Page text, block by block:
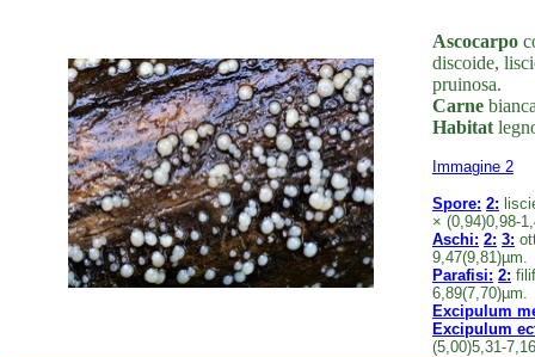
Ascocarpo
discoide,
pruinosa.
Carne
Habitat
Immagine 2
Spore: 2:
× (0,94)0,98-
Aschi: 2: 3:
9,47(9,81)µm.
Parafisi: 2:
6,89(7,70)µm.
Excipulum
Excipulum
(5,00)5,31-